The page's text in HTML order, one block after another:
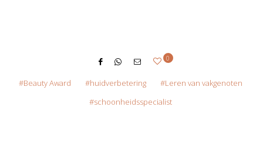
0
Beauty Award huidverbetering
Leren van vakgenoten
schoonheidsspecialist